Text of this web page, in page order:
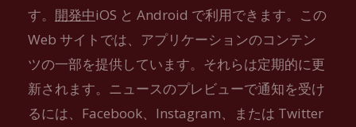
す。 開発中iOS と Android で利用できます。この
Web サイトでは、アプリケーションのコンテン
ツの一部を提供しています。それらは定期的に更
新されます。ニュースのプレビューで通知を受け
るには、Facebook、Instagram、または Twitter